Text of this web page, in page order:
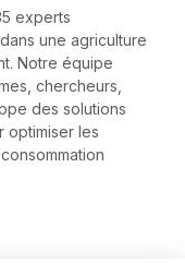
experts
une agriculture
Notre équipe
chercheurs,
des solutions
optimiser les